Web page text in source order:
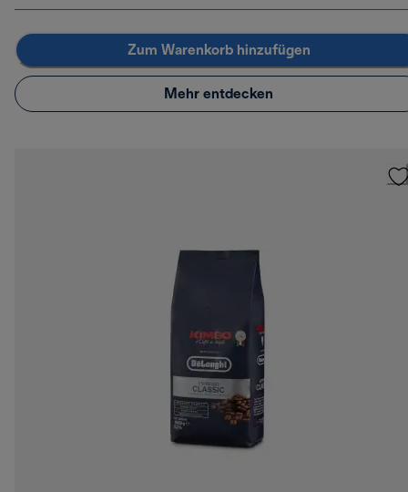
Zum Warenkorb hinzufügen
Mehr entdecken